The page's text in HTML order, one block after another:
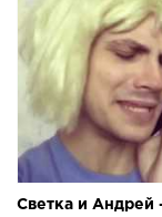
Светка и Андрей